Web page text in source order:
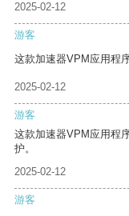
2025-02-12
游客
这款加速器VPM应用程
2025-02-12
游客
这款加速器VPM应用程
护。
2025-02-12
游客